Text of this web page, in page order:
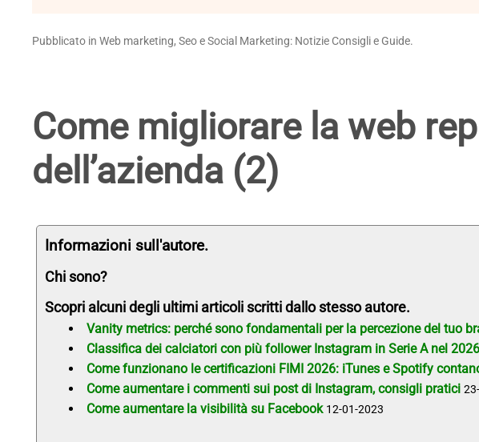
Pubblicato in Web marketing, Seo e Social Marketing: Notizie Consigli e Guide.
Come migliorare la web
dell’azienda (2)
Informazioni sull'autore.
Chi sono?
Scopri alcuni degli ultimi articoli scritti dallo stesso autore.
Vanity metrics: perché sono fondamentali per la percezione del tuo
Classifica dei calciatori con più follower Instagram in Serie A nel 2026
Come funzionano le certificazioni FIMI 2026: iTunes e Spotify
Come aumentare i commenti sui post di Instagram, consigli pratici
Come aumentare la visibilità su Facebook 12-01-2023